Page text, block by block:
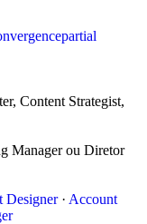
partial
Content Strategist,
Manager ou Diretor
Designer· Account